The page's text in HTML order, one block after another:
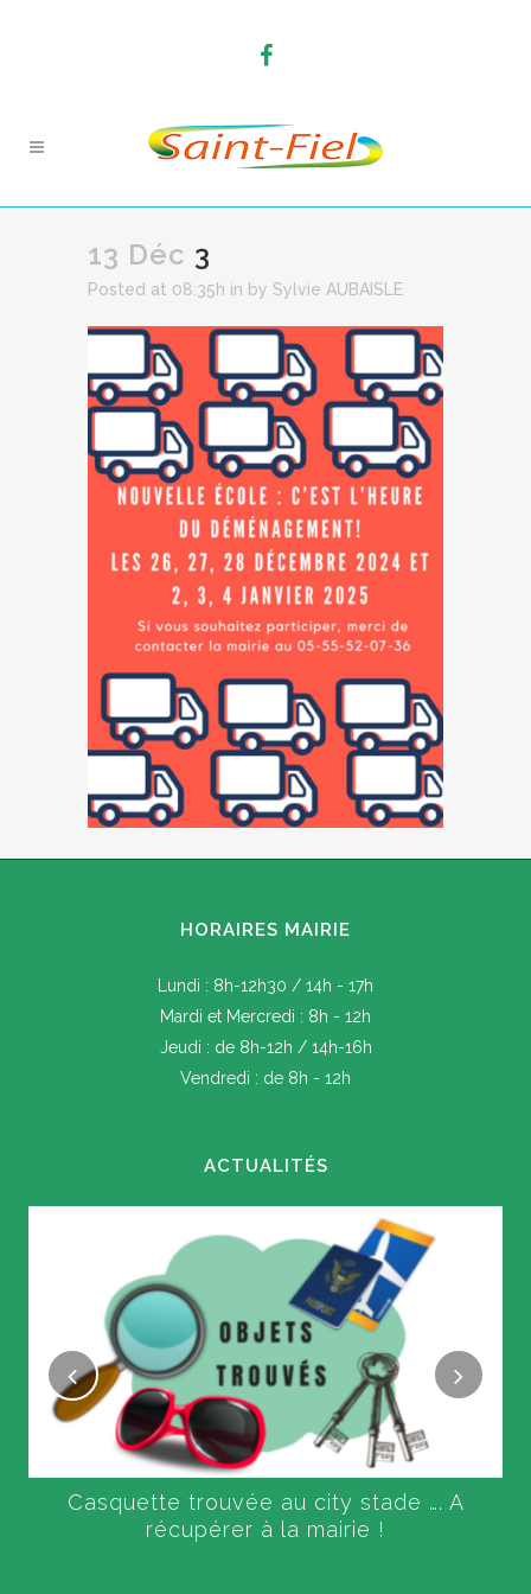
13 Déc 3
Posted at 08:35h in by Sylvie AUBAISLE
HORAIRES MAIRIE
Lundi : 8h-12h30 / 14h - 17h
Mardi et Mercredi : 8h - 12h
Jeudi : de 8h-12h / 14h-16h
Vendredi : de 8h - 12h
ACTUALITÉS
Casquette trouvée au city stade …. A
récupérer à la mairie !